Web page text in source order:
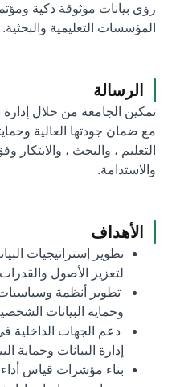
رؤى بيانات موثوقة ذكية
المؤسسات التعليمية والبحثية.
الرسالة
تمكين الجامعة من خلال إدارة
مع ضمان جودتها العالية
التعليم ، والبحث ، والابتكار
والاستدامة.
الأهداف
تطوير إستراتيجيات
لتعزيز الأصول
تطوير أنظمة وسياسيات
وحماية البيانات
دعم الجهات الداخلية
إدارة البيانات وحماية
بناء مؤشرات قياس أداء